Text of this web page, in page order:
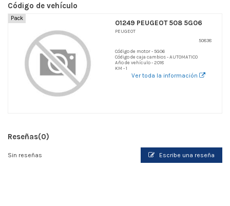
Código de vehículo
Pack
01249 PEUGEOT 508 5G06
PEUGEOT
50838
Código de motor - 5G06
Código de caja cambios - AUTOMATICO
Año de vehículo - 2018
KM - 1
Ver toda la información
Reseñas(0)
Sin reseñas Escribe una reseña